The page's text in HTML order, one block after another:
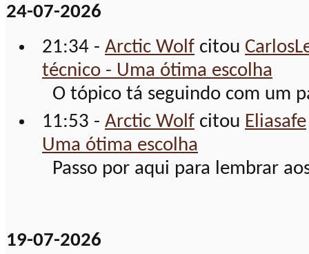
24-07-2026
21:34 - Arctic Wolf citou
técnico - Uma ótima escolha
O tópico tá seguindo com um
11:53 - Arctic Wolf citou Eliasafe
Uma ótima escolha
Passo por aqui para lembrar
19-07-2026